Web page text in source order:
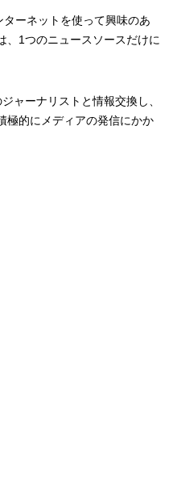
ーネットを使って興味のあ
、1つのニュースソースだけに
ャーナリストと情報交換し、
極的にメディアの発信にかか